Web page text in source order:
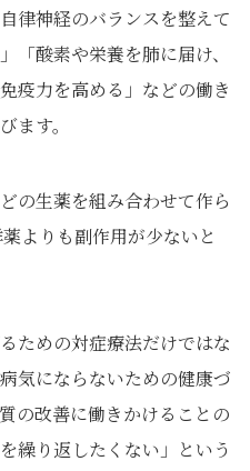
律神経のバランスを整えて
「酸素や栄養を肺に届け、
疫力を高める」などの働き
ます。
の生薬を組み合わせて作ら
よりも副作用が少ないと
ための対症療法だけではな
気にならないための健康づ
の改善に働きかけることの
繰り返したくない」という